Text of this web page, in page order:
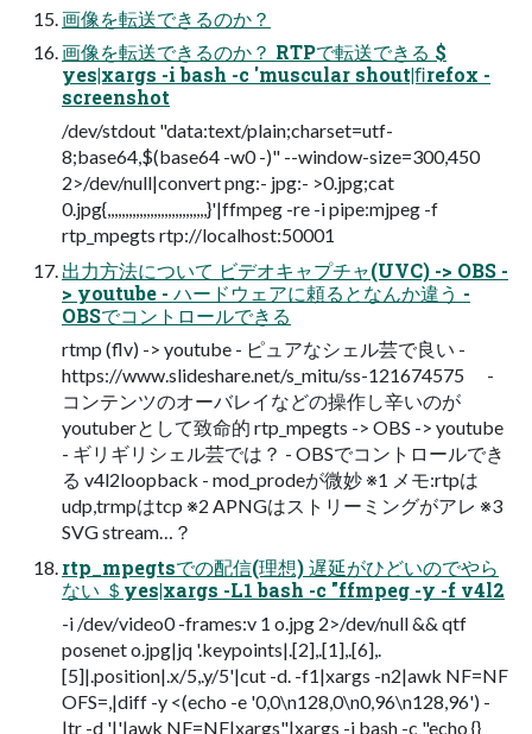
画像を転送できるのか？
画像を転送できるのか？ RTPで転送できる $
yes|xargs -i bash -c 'muscular shout|ﬁrefox -
screenshot
/dev/stdout "data:text/plain;charset=utf-
8;base64,$(base64 -w0 -)" --window-size=300,450
2>/dev/null|convert png:- jpg:- >0.jpg;cat
0.jpg{,,,,,,,,,,,,,,,,,,,,,,,,,,,,}'|ffmpeg -re -i pipe:mjpeg -f
rtp_mpegts rtp://localhost:50001
出力方法について ビデオキャプチャ(UVC) -> OBS -
> youtube - ハードウェアに頼るとなんか違う -
OBSでコントロールできる
rtmp (flv) -> youtube - ピュアなシェル芸で良い -
https://www.slideshare.net/s_mitu/ss-121674575 -
コンテンツのオーバレイなどの操作し辛いのが
youtuberとして致命的 rtp_mpegts -> OBS -> youtube
- ギリギリシェル芸では？ - OBSでコントロールでき
る v4l2loopback - mod_prodeが微妙 ※1 メモ:rtpは
udp,trmpはtcp ※2 APNGはストリーミングがアレ ※3
SVG stream…？
rtp_mpegtsでの配信(理想) 遅延がひどいのでやら
ない ＄yes|xargs -L1 bash -c "ffmpeg -y -f v4l2
-i /dev/video0 -frames:v 1 o.jpg 2>/dev/null && qtf
posenet o.jpg|jq '.keypoints|.[2],.[1],.[6],.
[5]|.position|.x/5,.y/5'|cut -d. -f1|xargs -n2|awk NF=NF
OFS=,|diff -y <(echo -e '0,0\n128,0\n0,96\n128,96') -
|tr -d '|'|awk NF=NF|xargs"|xargs -i bash -c "echo {}